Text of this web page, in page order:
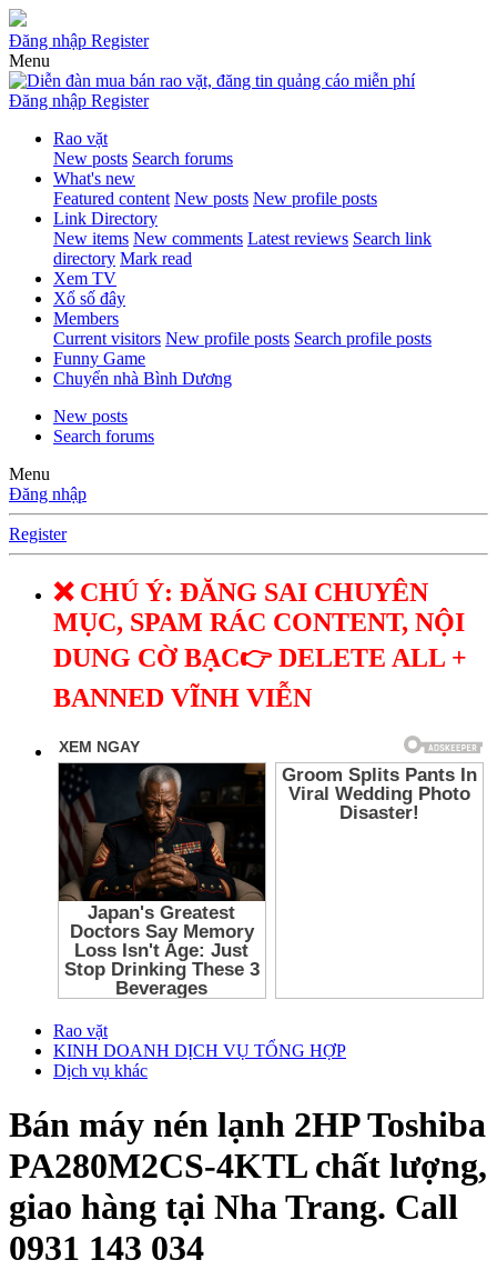
Đăng nhập Register
Menu
Đăng nhập Register
Rao vặt
New posts Search forums
What's new
Featured content New posts New profile posts
Link Directory
New items New comments Latest reviews Search link
directory Mark read
Xem TV
Xổ số đây
Members
Current visitors New profile posts Search profile posts
Funny Game
Chuyển nhà Bình Dương
New posts
Search forums
Menu
Đăng nhập
Register
❌ CHÚ Ý: ĐĂNG SAI CHUYÊN
MỤC, SPAM RÁC CONTENT, NỘI
DUNG CỜ BẠC👉 DELETE ALL +
BANNED VĨNH VIỄN
Rao vặt
KINH DOANH DỊCH VỤ TỔNG HỢP
Dịch vụ khác
Bán máy nén lạnh 2HP Toshiba
PA280M2CS-4KTL chất lượng,
giao hàng tại Nha Trang. Call
0931 143 034